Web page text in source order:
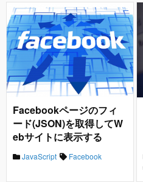
Facebookページのフィ
ード(JSON)を取得してW
ebサイトに表示する
JavaScript Facebook